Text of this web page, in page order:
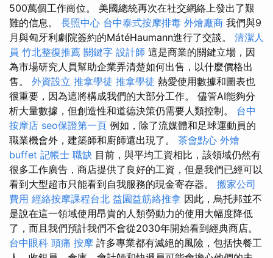
500萬個工作崗位。 美國總統再次在社交網絡上發出了艱
難的信息。 長照中心 台中泰式按摩排毒 外燴廠商 我們與9
月與匈牙利劇院簽約的MátéHaumann進行了交談。 清潔人
員 竹北整復推薦 關鍵字 設計師 這是商業的關鍵立場，因
為市場研究人員幫助企業弄清楚如何出售，以什麼價格出
售。 外資設立 推拿學徒 推拿學徒 熱愛使用數據和圖表也
很重要，因為這將構成我們的大部分工作。 儘管AI能夠分
析大量數據，但創造性和道德決策仍需要人類控制。 台中
按摩店 seo保證第一頁 例如，除了流媒體和足球運動員的
職業機會外，建築師和廚師還出現了。 茶會點心 外燴
buffet 記帳士 職缺 目前，與平均工資相比，該領域仍然有
很多工作廣告，商店提供了良好的工資，但是我們已經可以
看到大型超市只能看到自我服務的現金寄存器。 搬家公司
費用 經絡按摩課程台北 益園益筋絡推拿 因此，烏托邦並不
是說在這一領域使用昂貴的人類勞動力的使用大幅度降低
了，而且我們預計我們不會從2030年開始看到經典商店。
台中眼科 頭痛 按摩 許多專業都有滅絕的風險，包括快餐工